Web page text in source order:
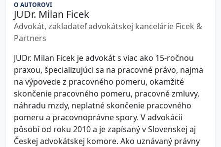
O AUTOROVI
JUDr. Milan Ficek
Advokát, zakladateľ advokátskej kancelárie Ficek &
Partners
JUDr. Milan Ficek je advokát s viac ako 15-ročnou
praxou, špecializujúci sa na pracovné právo, najmä
na výpovede z pracovného pomeru, okamžité
skončenie pracovného pomeru, pracovné zmluvy,
náhradu mzdy, neplatné skončenie pracovného
pomeru a pracovnoprávne spory. V advokácii
pôsobí od roku 2010 a je zapísaný v Slovenskej aj
Českej advokátskej komore. Ako uznávaný právny